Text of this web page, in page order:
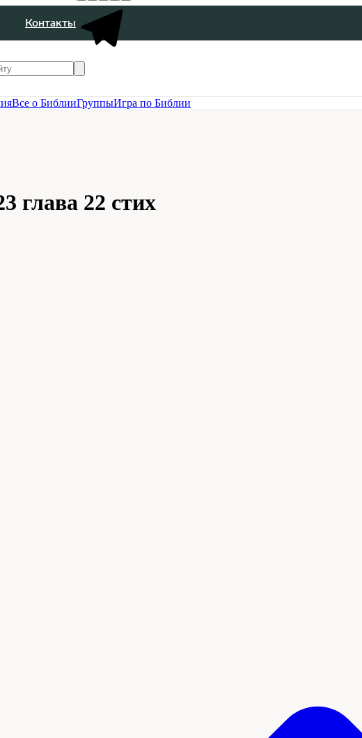
Контакты
Все о БиблииГруппыИгра по Библии
глава 22 стих